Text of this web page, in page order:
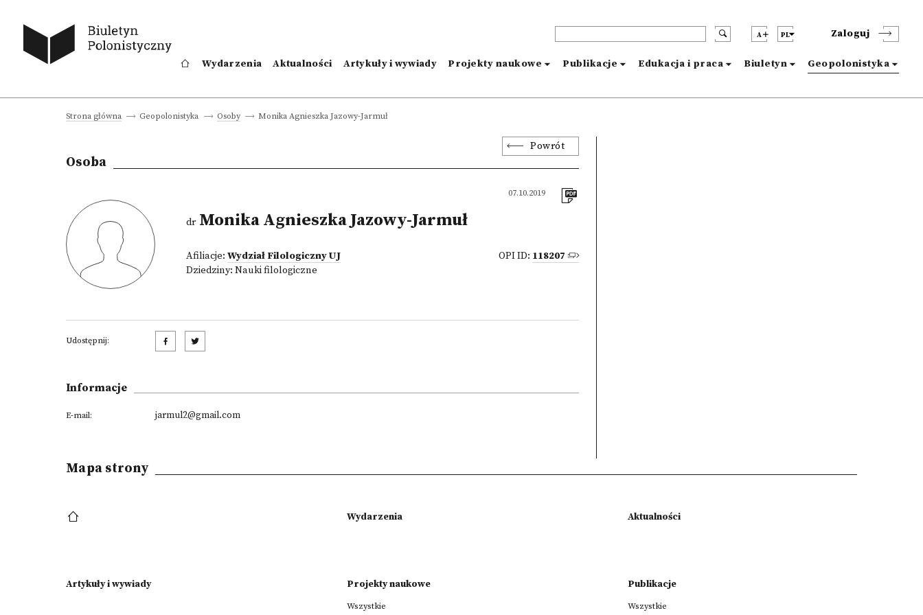
A PL Zaloguj
Wydarzenia Aktualności Artykuły i wywiady Projekty naukowe Publikacje Edukacja i praca Biuletyn Geopolonistyka
Strona główna Geopolonistyka Osoby Monika Agnieszka Jazowy-Jarmuł
Powrót
Osoba
07.10.2019
drMonika Agnieszka Jazowy-Jarmuł
Afiliacje: Wydział Filologiczny UJ
Dziedziny: Nauki filologiczne
OPI ID: 118207
Udostępnij:
Informacje
E-mail: jarmul2@gmail.com
Mapa strony
Wydarzenia Aktualności
Artykuły i wywiady Projekty naukowe
Wszystkie
Publikacje
Wszystkie